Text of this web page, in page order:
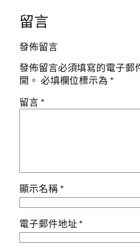
留言
發佈留言
發佈留言必須填寫的電子郵
開。 必填欄位標示為*
留言*
顯示名稱*
電子郵件地址*